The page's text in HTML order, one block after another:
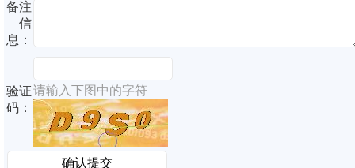
备注
信
息：
验证
码：
请输入下图中的字符